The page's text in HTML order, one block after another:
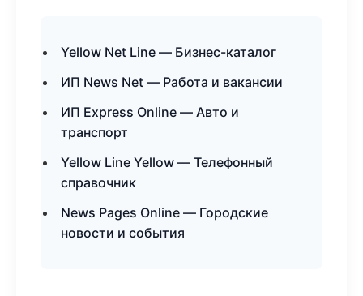
Yellow Net Line — Бизнес-каталог
ИП News Net — Работа и вакансии
ИП Express Online — Авто и
транспорт
Yellow Line Yellow — Телефонный
справочник
News Pages Online — Городские
новости и события